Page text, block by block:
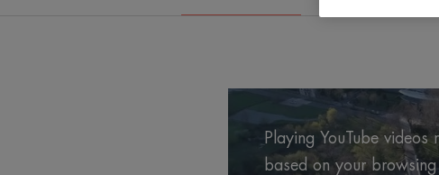
Playing YouTube
based on your